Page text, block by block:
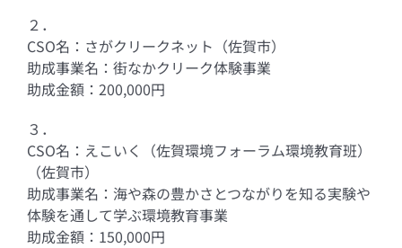
２．
CSO名：さがクリークネット（佐賀市）
助成事業名：街なかクリーク体験事業
助成金額：200,000円
３．
CSO名：えこいく（佐賀環境フォーラム環境教育班）
（佐賀市）
助成事業名：海や森の豊かさとつながりを知る実験や
体験を通して学ぶ環境教育事業
助成金額：150,000円